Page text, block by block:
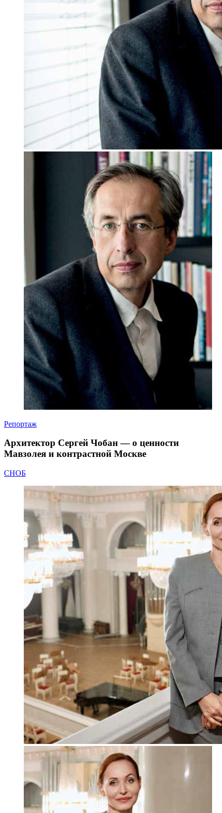
Репортаж
Архитектор Сергей Чобан — о ценности
Мавзолея и контрастной Москве
СНОБ